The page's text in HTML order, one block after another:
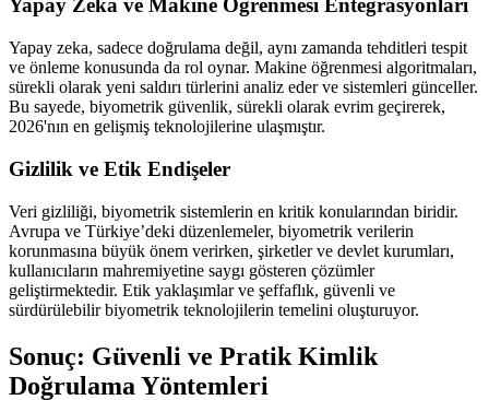
Yapay Zeka ve Makine Öğrenmesi Entegrasyonları
Yapay zeka, sadece doğrulama değil, aynı zamanda tehditleri tespit
ve önleme konusunda da rol oynar. Makine öğrenmesi algoritmaları,
sürekli olarak yeni saldırı türlerini analiz eder ve sistemleri günceller.
Bu sayede, biyometrik güvenlik, sürekli olarak evrim geçirerek,
2026'nın en gelişmiş teknolojilerine ulaşmıştır.
Gizlilik ve Etik Endişeler
Veri gizliliği, biyometrik sistemlerin en kritik konularından biridir.
Avrupa ve Türkiye’deki düzenlemeler, biyometrik verilerin
korunmasına büyük önem verirken, şirketler ve devlet kurumları,
kullanıcıların mahremiyetine saygı gösteren çözümler
geliştirmektedir. Etik yaklaşımlar ve şeffaflık, güvenli ve
sürdürülebilir biyometrik teknolojilerin temelini oluşturuyor.
Sonuç: Güvenli ve Pratik Kimlik
Doğrulama Yöntemleri